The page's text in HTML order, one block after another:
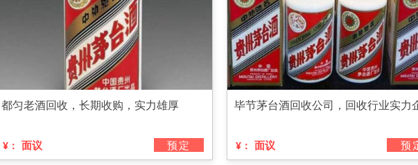
都匀老酒回收，长期收购，实力雄厚
¥： 面议 预定
毕节茅台酒回收公司，回收行业实力
¥： 面议 预